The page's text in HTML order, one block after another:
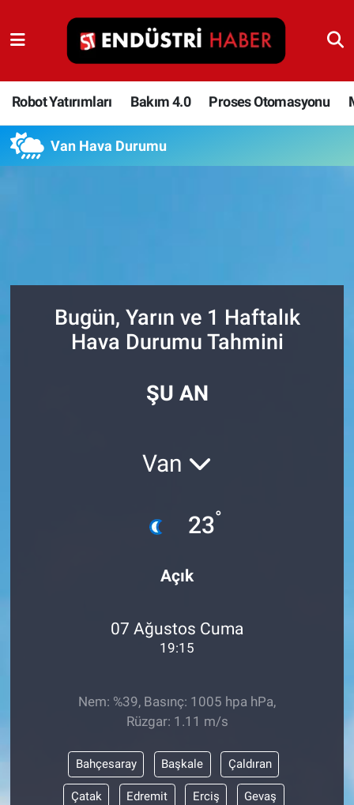
Robot Yatırımları Bakım 4.0 Proses Otomasyonu
Van Hava Durumu
Bugün, Yarın ve 1 Haftalık
Hava Durumu Tahmini
ŞU AN
Van
23°
Açık
07 Ağustos Cuma
19:15
Nem: %39, Basınç: 1005 hpa hPa,
Rüzgar: 1.11 m/s
Bahçesaray Başkale Çaldıran
Çatak Edremit Erciş Gevaş
Robot Yatırımları
Bakım 4.0
Proses Otomasyonu
HaberOrtak
Endüstri 4.0 Uygulamaları